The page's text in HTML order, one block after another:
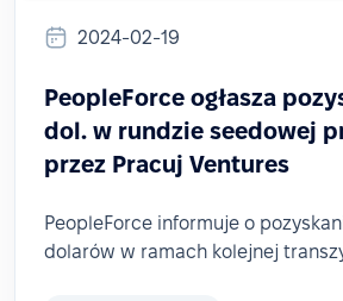
2024-02-19
PeopleForce ogłasza
dol. w rundzie seedowej
przez Pracuj Ventures
PeopleForce informuje o
dolarów w ramach kolejnej